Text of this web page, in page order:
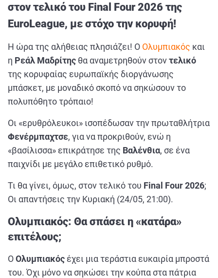
QUIZ
ΣΥΝΕΝΤΕΥΞΕΙΣ
ΑΘΛΗΤΙΚΕΣ ΜΕΤΑΔΟΣΕΙΣ
Εξυπηρέτηση Πελατών
στον τελικό του Final Four 2026 της
EuroLeague, με στόχο την κορυφή!
Η ώρα της αλήθειας πλησιάζει! Ο Ολυμπιακός και
η Ρεάλ Μαδρίτης θα αναμετρηθούν στοντελικό
της κορυφαίας ευρωπαϊκής διοργάνωσης
μπάσκετ, με μοναδικό σκοπό να σηκώσουν το
πολυπόθητο τρόπαιο!
Οι «ερυθρόλευκοι» ισοπέδωσαν την πρωταθλήτρια
Φενέρμπαχτσε, για να προκριθούν, ενώ η
«βασίλισσα» επικράτησε της Βαλένθια, σε ένα
παιχνίδι με μεγάλο επιθετικό ρυθμό.
Τι θα γίνει, όμως, στον τελικό του Final Four2026;
Οι απαντήσεις την Κυριακή (24/05, 21:00).
Ολυμπιακός: Θα σπάσει η «κατάρα»
επιτέλους;
ΟΟλυμπιακός έχει μια τεράστια ευκαιρία μπροστά
του. Όχι μόνο να σηκώσει την κούπα στα πάτρια